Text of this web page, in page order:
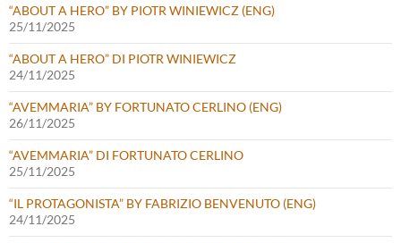
“ABOUT A HERO” BY PIOTR WINIEWICZ (ENG)
25/11/2025
“ABOUT A HERO” DI PIOTR WINIEWICZ
24/11/2025
“AVEMMARIA” BY FORTUNATO CERLINO (ENG)
26/11/2025
“AVEMMARIA” DI FORTUNATO CERLINO
25/11/2025
“IL PROTAGONISTA” BY FABRIZIO BENVENUTO (ENG)
24/11/2025